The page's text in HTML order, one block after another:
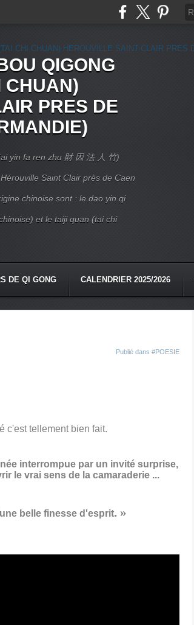
QIGONG
CHUAN)
PRES DE
yin fa ren zhu 財 因 法 人 竹)
Saint Clair près de Caen
chinoise sont : le dao yin qi
et le taiji quan (tai chi
DE QI GONG CALENDRIER 2025/2026
Publié dans #POESIE
c'est tellement bien fait.
interrompue par un invité surprise,
le vrai sens de la camaraderie ...
belle finesse d'esprit. »